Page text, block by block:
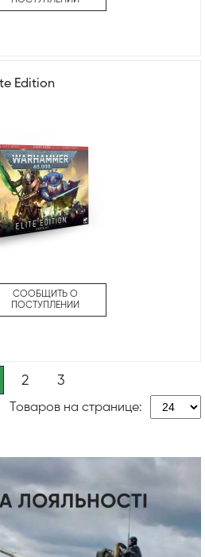
Edition
СООБЩИТЬ О
ПОСТУПЛЕНИИ
2 3
Товаров на странице: